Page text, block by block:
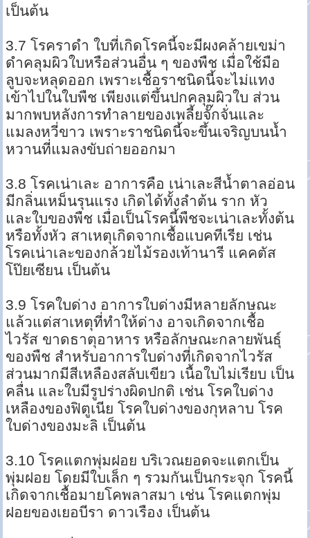
เป็นต้น
3.7 โรคราดำ ใบที่เกิดโรคนี้จะมีผงคล้ายเขม่า
ดำคลุมผิวใบหรือส่วนอื่น ๆ ของพืช เมื่อใช้มือ
ลูบจะหลุดออก เพราะเชื้อราชนิดนี้จะไม่แทง
เข้าไปในใบพืช เพียงแต่ขึ้นปกคลุมผิวใบ ส่วน
มากพบหลังการทำลายของเพลี้ยจั๊กจั่นและ
แมลงหวี่ขาว เพราะราชนิดนี้จะขึ้นเจริญบนน้ำ
หวานที่แมลงขับถ่ายออกมา
3.8 โรคเน่าเละ อาการคือ เน่าเละสีน้ำตาลอ่อน
มีกลิ่นเหม็นรุนแรง เกิดได้ทั้งลำต้น ราก หัว
และใบของพืช เมื่อเป็นโรคนี้พืชจะเน่าเละทั้งต้น
หรือทั้งหัว สาเหตุเกิดจากเชื้อแบคทีเรีย เช่น
โรคเน่าเละของกล้วยไม้รองเท้านารี แคคตัส
โป๊ยเซียน เป็นต้น
3.9 โรคใบด่าง อาการใบด่างมีหลายลักษณะ
แล้วแต่สาเหตุที่ทำให้ด่าง อาจเกิดจากเชื้อ
ไวรัส ขาดธาตุอาหาร หรือลักษณะกลายพันธุ์
ของพืช สำหรับอาการใบด่างที่เกิดจากไวรัส
ส่วนมากมีสีเหลืองสลับเขียว เนื้อใบไม่เรียบ เป็น
คลื่น และใบมีรูปร่างผิดปกติ เช่น โรคใบด่าง
เหลืองของฟิตูเนีย โรคใบด่างของกุหลาบ โรค
ใบด่างของมะลิ เป็นต้น
3.10 โรคแตกพุ่มฝอย บริเวณยอดจะแตกเป็น
พุ่มฝอย โดยมีใบเล็ก ๆ รวมกันเป็นกระจุก โรคนี้
เกิดจากเชื้อมายโคพลาสมา เช่น โรคแตกพุ่ม
ฝอยของเยอบีรา ดาวเรือง เป็นต้น